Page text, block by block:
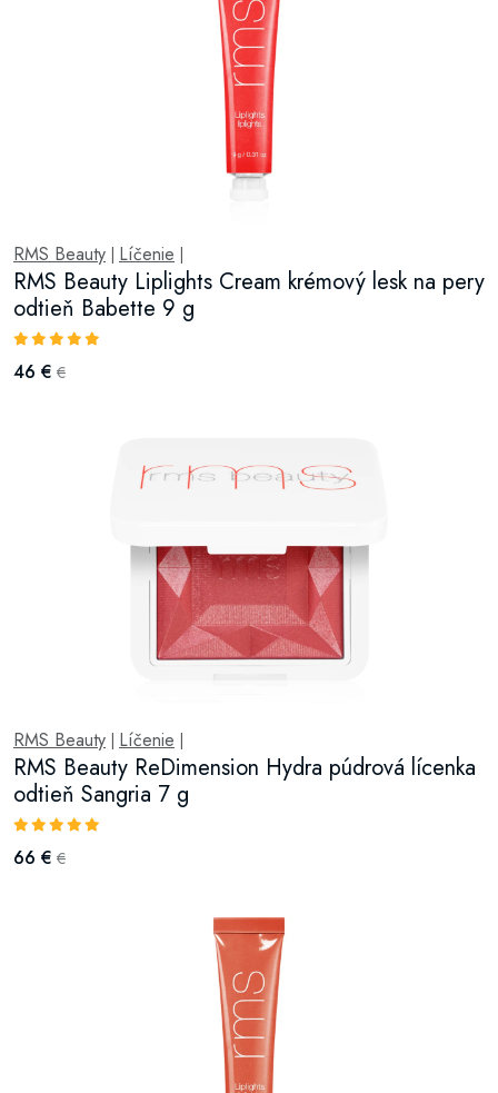
RMS Beauty Líčenie
RMS Beauty Liplights Cream krémový lesk na pery
odtieň Babette 9 g
46 € €
RMS Beauty Líčenie
RMS Beauty ReDimension Hydra púdrová lícenka
odtieň Sangria 7 g
66 € €